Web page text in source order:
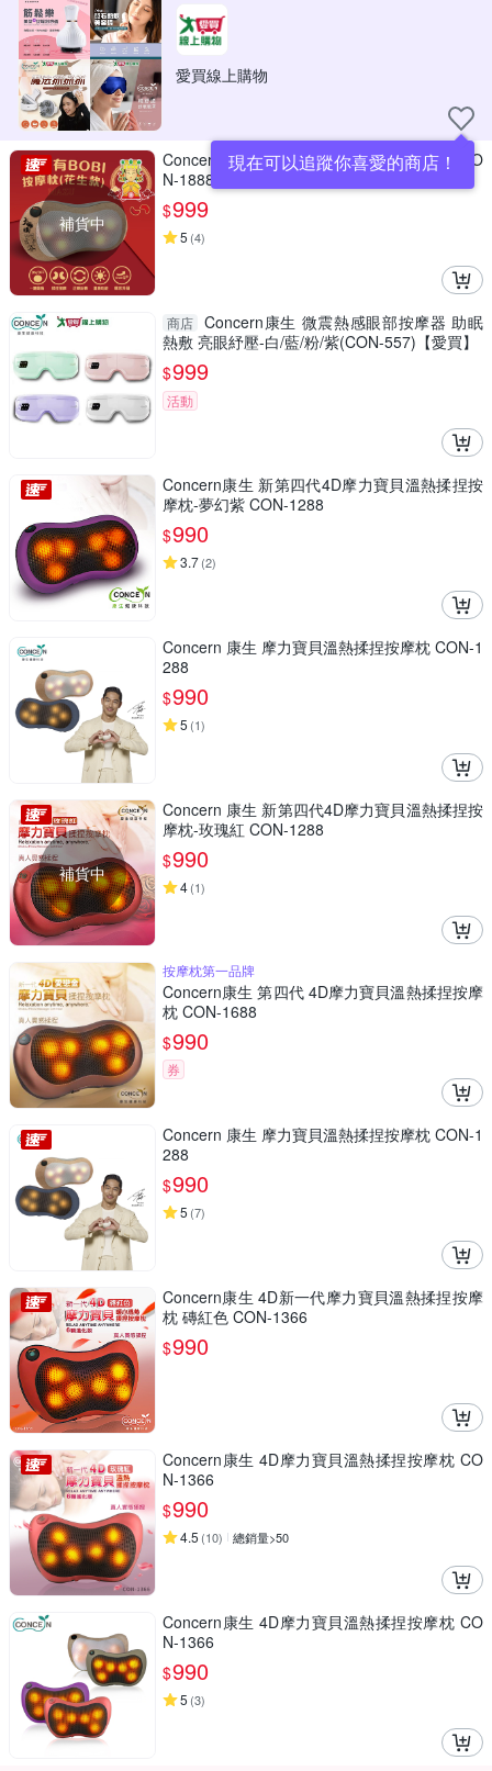
愛買線上購物
現在可以追蹤你喜愛的商店！
補貨中
Concern康生 媽祖有BOBI-按摩枕(花生款) CO
N-1888
$999
5 (4)
商店 Concern康生 微震熱感眼部按摩器 助眠
熱敷 亮眼紓壓-白/藍/粉/紫(CON-557)【愛買】
$999
活動
Concern康生 新第四代4D摩力寶貝溫熱揉捏按
摩枕-夢幻紫 CON-1288
$990
3.7(2)
Concern 康生 摩力寶貝溫熱揉捏按摩枕 CON-1
288
$990
5 (1)
補貨中
Concern 康生 新第四代4D摩力寶貝溫熱揉捏按
摩枕-玫瑰紅 CON-1288
$990
4(1)
按摩枕第一品牌
Concern康生 第四代 4D摩力寶貝溫熱揉捏按摩
枕 CON-1688
$990
券
Concern 康生 摩力寶貝溫熱揉捏按摩枕 CON-1
288
$990
5 (7)
Concern康生 4D新一代摩力寶貝溫熱揉捏按摩
枕 磚紅色 CON-1366
$990
Concern康生 4D摩力寶貝溫熱揉捏按摩枕 CO
N-1366
$990
4.5 (10) 總銷量>50
Concern康生 4D摩力寶貝溫熱揉捏按摩枕 CO
N-1366
$990
5 (3)